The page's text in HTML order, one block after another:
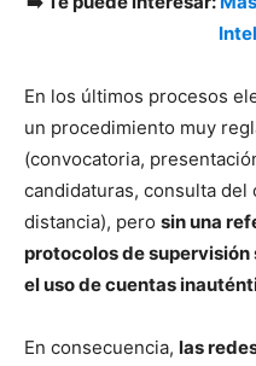
En los últimos procesos
un procedimiento muy
(convocatoria,
candidaturas, consulta del
distancia), pero sin una
protocolos de
el uso de cuentas
En consecuencia, las